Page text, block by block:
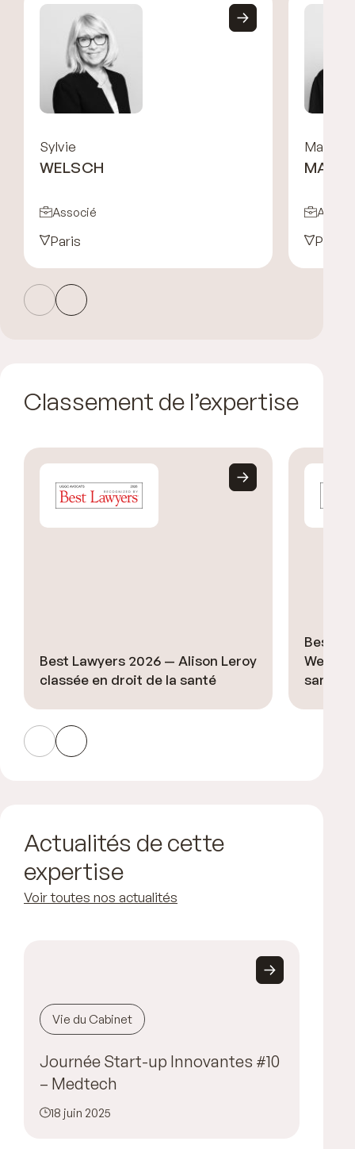
Sylvie
WELSCH
Associé
Paris
Malka
Paris
Classement de l’expertise
Best Lawyers 2026 — Alison Leroy
classée en droit de la santé
Best
Welsch
santé
Actualités de cette
expertise
Voir toutes nos actualités
Vie du Cabinet
Journée Start-up Innovantes #10
– Medtech
18 juin 2025